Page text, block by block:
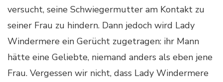
versucht, seine Schwiegermutter am Kontakt zu
seiner Frau zu hindern. Dann jedoch wird Lady
Windermere ein Gerücht zugetragen: ihr Mann
hätte eine Geliebte, niemand anders als eben jene
Frau. Vergessen wir nicht, dass Lady Windermere